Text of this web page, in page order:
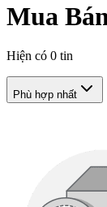
Mua
Hiện có 0 tin
Phù hợp nhất